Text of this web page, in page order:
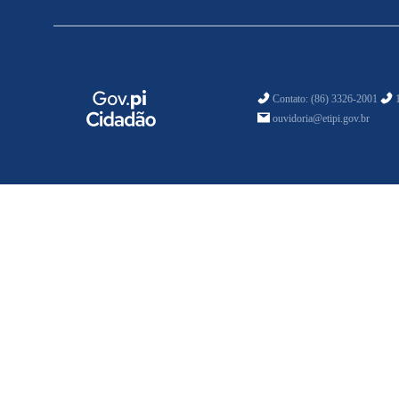
Contato: (86) 3326-2001
ouvidoria@etipi.gov.br